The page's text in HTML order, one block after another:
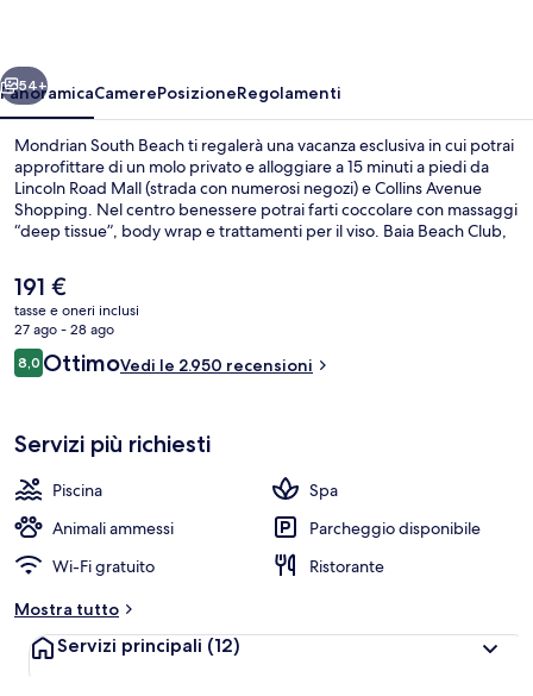
Avanti
54+
PanoramicaCamerePosizioneRegolamenti
Mondrian South Beach ti regalerà una vacanza esclusiva in cui potrai
approfittare di un molo privato e alloggiare a 15 minuti a piedi da
Lincoln Road Mall (strada con numerosi negozi) e Collins Avenue
Shopping. Nel centro benessere potrai farti coccolare con massaggi
“deep tissue”, body wrap e trattamenti per il viso. Baia Beach Club,
e la cena. Questo hotel di lusso include una piscina all'aperto, un bar
a bordo piscina e dotazioni nelle camere come frigoriferi e
microonde. Le recensioni dei viaggiatori menzionano la piscina e il
personale gentile.
Il
prezzo
attuale
è
191 €
191 €
tasse e oneri inclusi
27 ago - 28 ago
Recensioni
8,08,0 su 10
OttimoVedi le 2.950 recensioni
Servizi più richiesti
Piscina
Spa
Animali ammessi
Parcheggio disponibile
Wi-Fi gratuito
Ristorante
Mostra tutto
Servizi principali (12)